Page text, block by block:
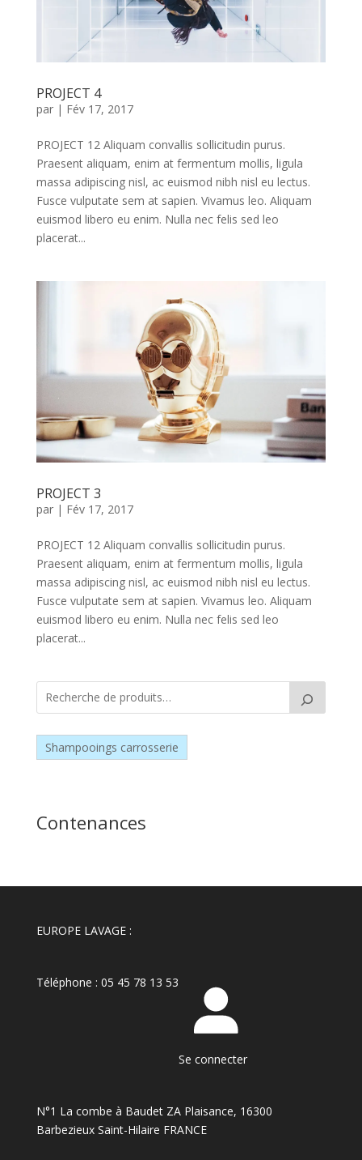
PROJECT 4
par | Fév 17, 2017
PROJECT 12 Aliquam convallis sollicitudin purus.
Praesent aliquam, enim at fermentum mollis, ligula
massa adipiscing nisl, ac euismod nibh nisl eu lectus.
Fusce vulputate sem at sapien. Vivamus leo. Aliquam
euismod libero eu enim. Nulla nec felis sed leo
placerat...
PROJECT 3
par | Fév 17, 2017
PROJECT 12 Aliquam convallis sollicitudin purus.
Praesent aliquam, enim at fermentum mollis, ligula
massa adipiscing nisl, ac euismod nibh nisl eu lectus.
Fusce vulputate sem at sapien. Vivamus leo. Aliquam
euismod libero eu enim. Nulla nec felis sed leo
placerat...
Shampooings carrosserie
Contenances
EUROPE LAVAGE :
Téléphone : 05 45 78 13 53
Se connecter
N°1 La combe à Baudet ZA Plaisance, 16300
Barbezieux Saint-Hilaire FRANCE